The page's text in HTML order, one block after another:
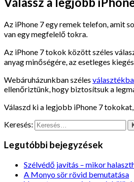
Az iPhone 7 egy remek telefon, amit
van egy megfelelő tokra.
Az iPhone 7 tokok között széles
anyag minőségére, az esetleges
Webáruházunkban széles
ellenőriztünk, hogy biztosítsuk a
Válaszd ki a legjobb iPhone 7
Keresés:
Legutóbbi bejegyzések
Szélvédő javítás – mikor
A Monyo sör rövid bemutatása